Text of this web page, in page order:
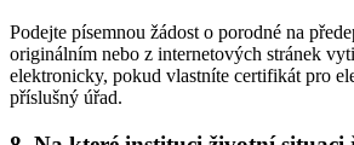
Podejte písemnou žádost o porodné na
originálním nebo z internetových stránek
elektronicky, pokud vlastníte certifikát pro
příslušný úřad.